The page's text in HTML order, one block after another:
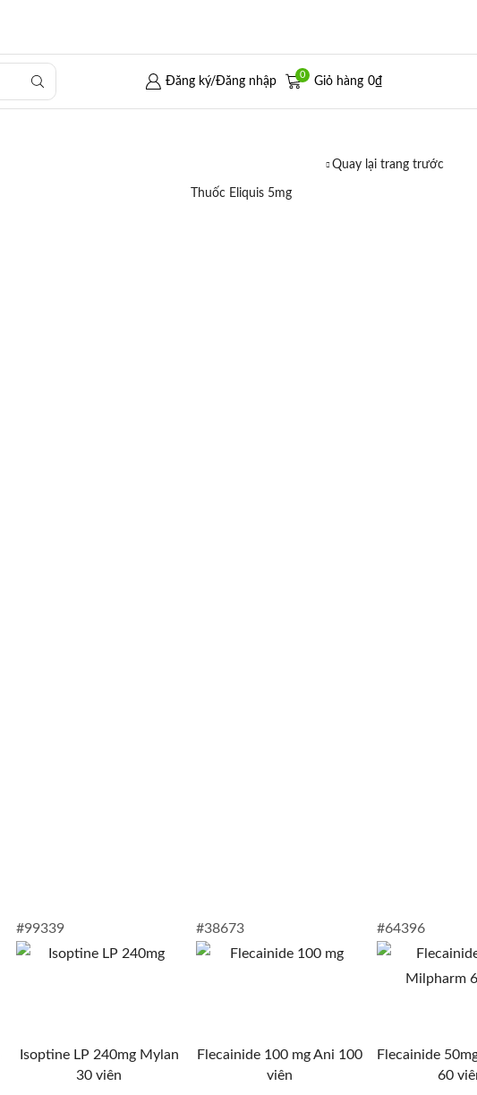
Đăng ký/Đăng nhập
0
Giỏ hàng 0₫
Quay lại trang trước
#99339
Isoptine LP 240mg Mylan
30 viên
#38673
Flecainide 100 mg Ani 100
viên
#64396
Flecainide
60